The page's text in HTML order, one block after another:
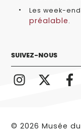
Les week-
préalable.
SUIVEZ-NOUS
© 2026 Musée